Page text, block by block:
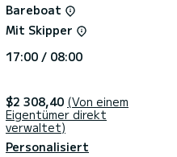
und einer Rollgenua
folgende Ausstattung:
USB-Stecker,
Plancha, Badeplattform.
klicken Sie
Ein SamBoat-
Bareboat
Mit Skipper
17:00 / 08:00
$2 308,40 (Von einem
Eigentümer direkt
verwaltet)
Personalisiert